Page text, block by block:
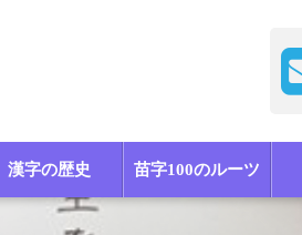
漢字の歴史 苗字100のルーツ